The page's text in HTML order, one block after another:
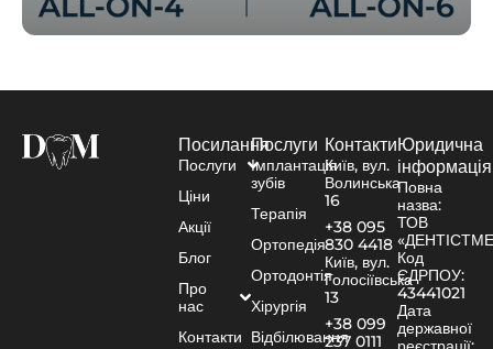
Посилання
Послуги
Ціни
Акції
Блог
Про
нас
Контакти
Послуги
Імплантація
зубів
Терапія
Ортопедія
Ортодонтія
Хірургія
Відбілювання
Контакти
Київ, вул.
Волинська
16
+38 095
830 4418
Київ, вул.
Голосіївська
13
+38 099
237 0111
Юридична
інформація
Повна
назва:
ТОВ
Код
ЄДРПОУ:
43441021
Дата
державної